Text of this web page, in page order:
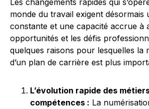
Les changements rapides qui
monde du travail exigent désormais
constante et une capacité accrue à
opportunités et les défis
quelques raisons pour lesquelles la
d’un plan de carrière est plus
L’évolution rapide des
compétences : La